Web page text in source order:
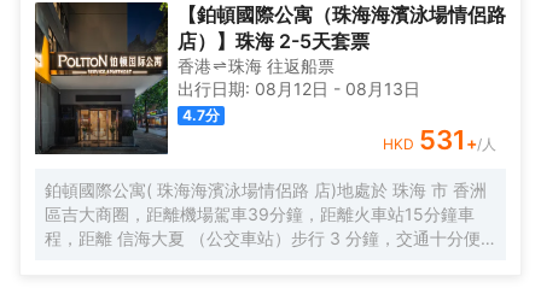
600米，城市地標一一珠海漁女，城市陽台。左側600米珠
海歌劇院（日月貝），距離港珠澳大橋12分鐘。拱北、青茂
口岸20分鐘。酒店前後50米公交線路覆蓋全珠海。 酒店傾
力打造“寬敞高雅空間”優質床品衞浴，完備設施服務，為您提
供優質的住宿服務 酒店中央空調冷暖可調，特色落地窗直觀
海景和海霞公園，欣賞東方海上日出，港珠澳大橋。中西結
合的自助早餐，配以廣東特色，一天的愉快從豐富營養的早
餐開始。
【鉑頓國際公寓（珠海海濱泳場情侶路
店）】珠海 2-5天套票
香港 珠海 往返船票
出行日期: 08月12日 - 08月13日
4.7分
HKD 531 +/人
鉑頓國際公寓( 珠海海濱泳場情侶路 店)地處於 珠海 市 香洲
區吉大商圈，距離機場駕車39分鐘，距離火車站15分鐘車
程，距離 信海大夏 （公交車站）步行 3 分鐘，交通十分便